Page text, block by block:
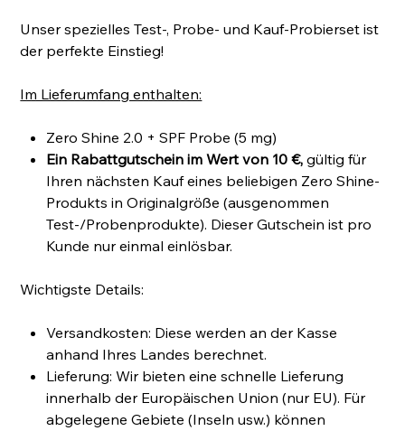
Unser spezielles Test-, Probe- und Kauf-Probierset ist
der perfekte Einstieg!
Im Lieferumfang enthalten:
Zero Shine 2.0 + SPF Probe (5 mg)
Ein Rabattgutschein im Wert von 10 €, gültig für
Ihren nächsten Kauf eines beliebigen Zero Shine-
Produkts in Originalgröße (ausgenommen
Test-/Probenprodukte). Dieser Gutschein ist pro
Kunde nur einmal einlösbar.
Wichtigste Details:
Versandkosten: Diese werden an der Kasse
anhand Ihres Landes berechnet.
Lieferung: Wir bieten eine schnelle Lieferung
innerhalb der Europäischen Union (nur EU). Für
abgelegene Gebiete (Inseln usw.) können